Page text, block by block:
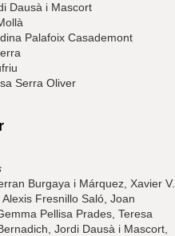
Dausà i Mascort
Palafoix Casademont
Serra Oliver
Burgaya i Márquez, Xavier V.
Fresnillo Saló, Joan
Pellisa Prades, Teresa
Jordi Dausà i Mascort,